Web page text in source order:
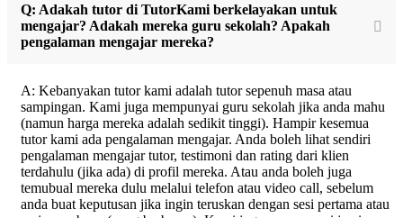
Q: Adakah tutor di TutorKami berkelayakan untuk
mengajar? Adakah mereka guru sekolah? Apakah
pengalaman mengajar mereka?
A: Kebanyakan tutor kami adalah tutor sepenuh masa atau
sampingan. Kami juga mempunyai guru sekolah jika anda mahu
(namun harga mereka adalah sedikit tinggi). Hampir kesemua
tutor kami ada pengalaman mengajar. Anda boleh lihat sendiri
pengalaman mengajar tutor, testimoni dan rating dari klien
terdahulu (jika ada) di profil mereka. Atau anda boleh juga
temubual mereka dulu melalui telefon atau video call, sebelum
anda buat keputusan jika ingin teruskan dengan sesi pertama atau